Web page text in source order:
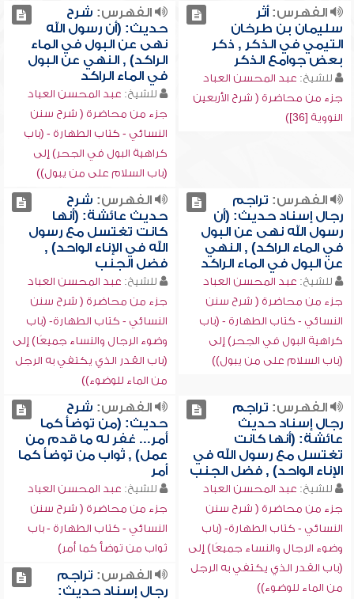
الفهرس:أثر
سليمان بن طرخان
التيمي في الذكر , ذكر
بعض جوامع الذكر
للشيخ: عبد المحسن العباد
جزء من محاضرة ( شرح الأربعين
النووية [36])
الفهرس: شرح
حديث: (أن رسول الله
نهى عن البول في الماء
الراكد) , النهي عن البول
في الماء الراكد
للشيخ: عبد المحسن العباد
جزء من محاضرة ( شرح سنن
النسائي - كتاب الطهارة - (باب
كراهية البول في الجحر) إلى
(باب السلام على من يبول))
الفهرس: تراجم
رجال إسناد حديث: (أن
رسول الله نهى عن البول
في الماء الراكد) , النهي
عن البول في الماء الراكد
للشيخ: عبد المحسن العباد
جزء من محاضرة ( شرح سنن
النسائي - كتاب الطهارة - (باب
كراهية البول في الجحر) إلى
(باب السلام على من يبول))
الفهرس: شرح
حديث عائشة: (أنها
كانت تغتسل مع رسول
الله في الإناء الواحد) ,
فضل الجنب
للشيخ: عبد المحسن العباد
جزء من محاضرة ( شرح سنن
النسائي - كتاب الطهارة- (باب
وضوء الرجال والنساء جميعًا) إلى
(باب القدر الذي يكتفي به الرجل
من الماء للوضوء))
الفهرس: تراجم
رجال إسناد حديث
عائشة: (أنها كانت
تغتسل مع رسول الله في
الإناء الواحد) , فضل الجنب
للشيخ: عبد المحسن العباد
جزء من محاضرة ( شرح سنن
النسائي - كتاب الطهارة- (باب
وضوء الرجال والنساء جميعًا) إلى
(باب القدر الذي يكتفي به الرجل
من الماء للوضوء))
الفهرس: شرح
حديث: (من توضأ كما
أمر... غفر له ما قدم من
عمل) , ثواب من توضأ كما
أمر
للشيخ: عبد المحسن العباد
جزء من محاضرة ( شرح سنن
النسائي - كتاب الطهارة - باب
ثواب من توضأ كما أمر)
الفهرس: تراجم
رجال إسناد حديث: